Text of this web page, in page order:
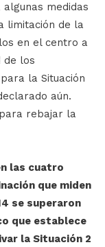
medidas
limitación de la
en el centro a
de los
la Situación
aún.
rebajar la
las cuatro
que miden
se superaron
que establece
la Situación 2